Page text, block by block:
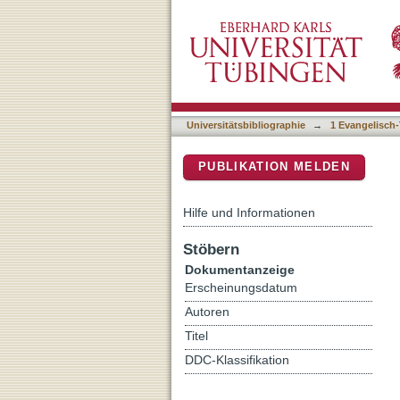
Universitätsbibliographie → 1
PUBLIKATION MELDEN
Hilfe und Informationen
Stöbern
Dokumentanzeige
Erscheinungsdatum
Autoren
Titel
DDC-Klassifikation